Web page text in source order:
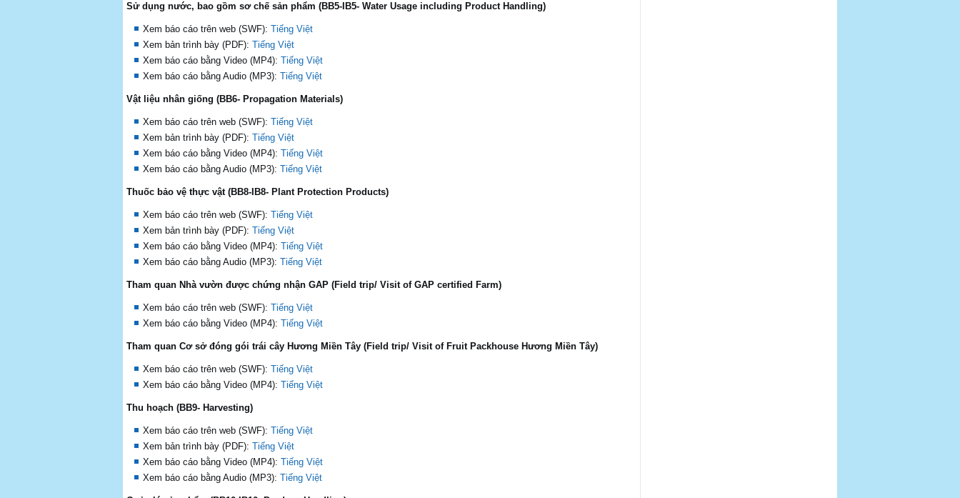
Sử dụng nước, bao gồm sơ chế sản phẩm (BB5-IB5- Water Usage including Product Handling)
Xem báo cáo trên web (SWF): Tiếng Việt
Xem bản trình bày (PDF): Tiếng Việt
Xem báo cáo bằng Video (MP4): Tiếng Việt
Xem báo cáo bằng Audio (MP3): Tiếng Việt
Vật liệu nhân giống (BB6- Propagation Materials)
Xem báo cáo trên web (SWF): Tiếng Việt
Xem bản trình bày (PDF): Tiếng Việt
Xem báo cáo bằng Video (MP4): Tiếng Việt
Xem báo cáo bằng Audio (MP3): Tiếng Việt
Thuốc bảo vệ thực vật (BB8-IB8- Plant Protection Products)
Xem báo cáo trên web (SWF): Tiếng Việt
Xem bản trình bày (PDF): Tiếng Việt
Xem báo cáo bằng Video (MP4): Tiếng Việt
Xem báo cáo bằng Audio (MP3): Tiếng Việt
Tham quan Nhà vườn được chứng nhận GAP (Field trip/ Visit of GAP certified Farm)
Xem báo cáo trên web (SWF): Tiếng Việt
Xem báo cáo bằng Video (MP4): Tiếng Việt
Tham quan Cơ sở đóng gói trái cây Hương Miền Tây (Field trip/ Visit of Fruit Packhouse Hương Miền Tây)
Xem báo cáo trên web (SWF): Tiếng Việt
Xem báo cáo bằng Video (MP4): Tiếng Việt
Thu hoạch (BB9- Harvesting)
Xem báo cáo trên web (SWF): Tiếng Việt
Xem bản trình bày (PDF): Tiếng Việt
Xem báo cáo bằng Video (MP4): Tiếng Việt
Xem báo cáo bằng Audio (MP3): Tiếng Việt